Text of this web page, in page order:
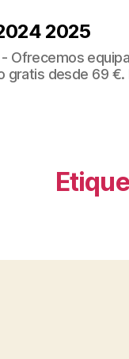
2025
Ofrecemos
gratis desde 69